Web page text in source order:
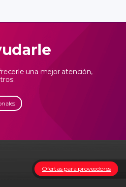
una mejor atención,
Ofertas para proveedores